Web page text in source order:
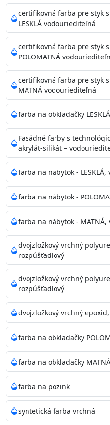
menej kvalitnými farbami
vždy penetrujte.
Acrylan Unco, Gypsum
na škvrny použite Blanco eco
riediteľné vodou.
Skladovanie
48 mesiacov v orig.
25°C
certifikovná farba pre styk
LESKLÁ vodouriediteľná
certifikovná farba pre styk
POLOMATNÁ
certifikovná farba pre styk
MATNÁ vodouriediteľná
farba na obkladačky
Fasádné farby s
akrylát-silikát –
farba na nábytok -
farba na nábytok -
farba na nábytok -
dvojzložkový vrchný
rozpúšťadlový
dvojzložkový vrchný
rozpúšťadlový
dvojzložkový vrchný
farba na obkladačky
farba na obkladačky
farba na pozink
syntetická farba vrchná